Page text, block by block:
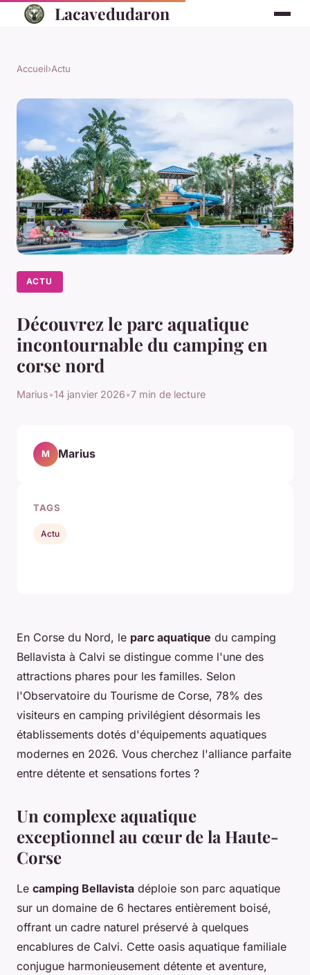
Lacavedudaron
Accueil›Actu
ACTU
Découvrez le parc aquatique
incontournable du camping en
corse nord
Marius•14 janvier 2026•7 min de lecture
En Corse du Nord, le parc aquatique du camping
Bellavista à Calvi se distingue comme l'une des
attractions phares pour les familles. Selon
l'Observatoire du Tourisme de Corse, 78% des
visiteurs en camping privilégient désormais les
établissements dotés d'équipements aquatiques
modernes en 2026. Vous cherchez l'alliance parfaite
entre détente et sensations fortes ?
Un complexe aquatique
exceptionnel au cœur de la Haute-
Corse
Le camping Bellavista déploie son parc aquatique
sur un domaine de 6 hectares entièrement boisé,
offrant un cadre naturel préservé à quelques
encablures de Calvi. Cette oasis aquatique familiale
conjugue harmonieusement détente et aventure,
M Marius
TAGS
Actu